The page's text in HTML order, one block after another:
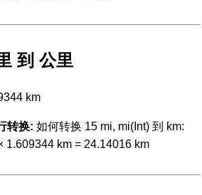
到 公里
km
转换: 如何转换 15 mi, mi(Int) 到 km:
1.609344 km = 24.14016 km